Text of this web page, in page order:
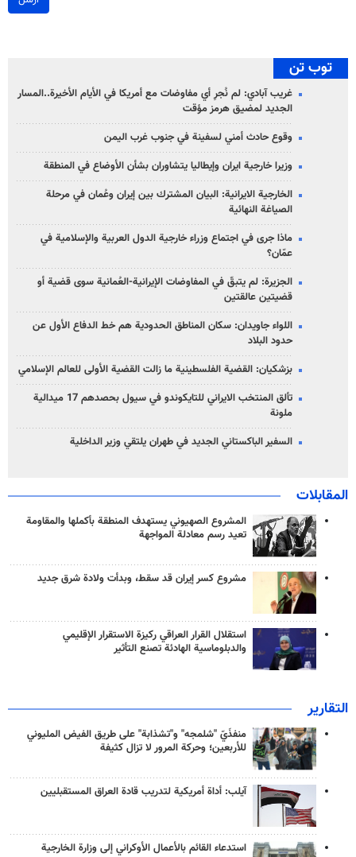
توب تن
غريب آبادي: لم نُجرِ أي مفاوضات مع أمريكا في الأيام الأخيرة..المسار
الجديد لمضيق هرمز مؤقت
وقوع حادث أمني لسفينة في جنوب غرب اليمن
وزيرا خارجية ايران وإيطاليا يتشاوران بشأن الأوضاع في المنطقة
الخارجية الايرانية: البيان المشترك بين إيران وعُمان في مرحلة
الصياغة النهائية
ماذا جرى في اجتماع وزراء خارجية الدول العربية والإسلامية في
عمّان؟
الجزيرة: لم يتبقّ في المفاوضات الإيرانية-العُمانية سوى قضية أو
قضيتين عالقتين
اللواء جاويدان: سكان المناطق الحدودية هم خط الدفاع الأول عن
حدود البلاد
بزشكيان: القضية الفلسطينية ما زالت القضية الأولى للعالم الإسلامي
تألق المنتخب الايراني للتايكوندو في سيول بحصدهم 17 ميدالية
ملونة
السفير الباكستاني الجديد في طهران يلتقي وزير الداخلية
المقابلات
المشروع الصهيوني يستهدف المنطقة بأكملها والمقاومة
تعيد رسم معادلة المواجهة
مشروع كسر إيران قد سقط، وبدأت ولادة شرق جديد
استقلال القرار العراقي ركيزة الاستقرار الإقليمي
والدبلوماسية الهادئة تصنع التأثير
التقارير
منفذَيّ "شلمجه" و"تشذابة" على طريق الفيض المليوني
للأربعين؛ وحركة المرور لا تزال كثيفة
آيلب: أداة أمريكية لتدريب قادة العراق المستقبليين
استدعاء القائم بالأعمال الأوكراني إلى وزارة الخارجية